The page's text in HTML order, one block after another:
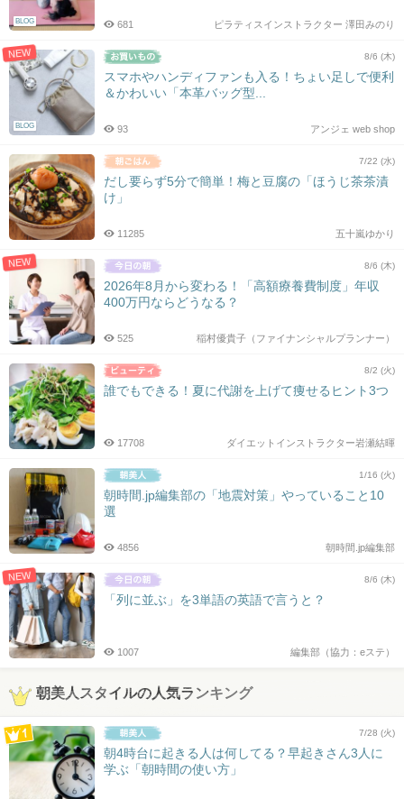
BLOG ピラティスインストラクター 澤田みのり
681
NEW
BLOG
8/6 (木)
スマホやハンディファンも入る！ちょい足しで便利
＆かわいい「本革バッグ型...
アンジェ web shop
93
7/22 (水)
だし要らず5分で簡単！梅と豆腐の「ほうじ茶茶漬
け」
五十嵐ゆかり
11285
NEW 8/6 (木)
2026年8月から変わる！「高額療養費制度」年収
400万円ならどうなる？
稲村優貴子（ファイナンシャルプランナー）
525
8/2 (火)
誰でもできる！夏に代謝を上げて痩せるヒント3つ
ダイエットインストラクター岩瀬結暉
17708
1/16 (火)
朝時間.jp編集部の「地震対策」やっていること10
選
朝時間.jp編集部
4856
NEW 8/6 (木)
「列に並ぶ」を3単語の英語で言うと？
編集部（協力：eステ）
1007
朝美人スタイルの人気ランキング
7/28 (火)
朝4時台に起きる人は何してる？早起きさん3人に
学ぶ「朝時間の使い方」